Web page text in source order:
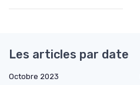
Les articles par date
Octobre 2023